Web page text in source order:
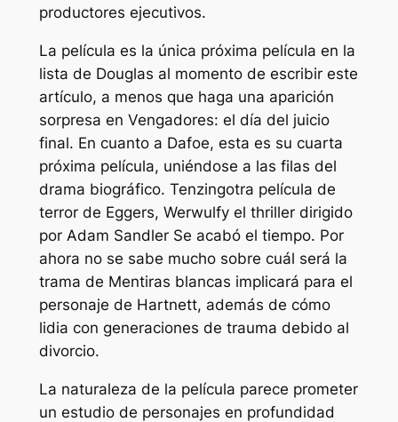
productores ejecutivos.
La película es la única próxima película en la
lista de Douglas al momento de escribir este
artículo, a menos que haga una aparición
sorpresa en Vengadores: el día del juicio
final. En cuanto a Dafoe, esta es su cuarta
próxima película, uniéndose a las filas del
drama biográfico. Tenzingotra película de
terror de Eggers, Werwulfy el thriller dirigido
por Adam Sandler Se acabó el tiempo. Por
ahora no se sabe mucho sobre cuál será la
trama de Mentiras blancas implicará para el
personaje de Hartnett, además de cómo
lidia con generaciones de trauma debido al
divorcio.
La naturaleza de la película parece prometer
un estudio de personajes en profundidad